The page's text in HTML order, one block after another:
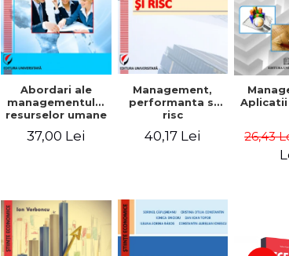
Abordari ale
managementului
resurselor umane
organizatiei
37,00 Lei
Management,
performanta si
risc
40,17 Lei 26,43